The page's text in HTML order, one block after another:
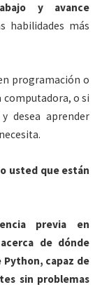
y avance
habilidades más
programación o
computadora, o si
desea aprender
usted que están
previa en
de dónde
Python, capaz de
sin problemas